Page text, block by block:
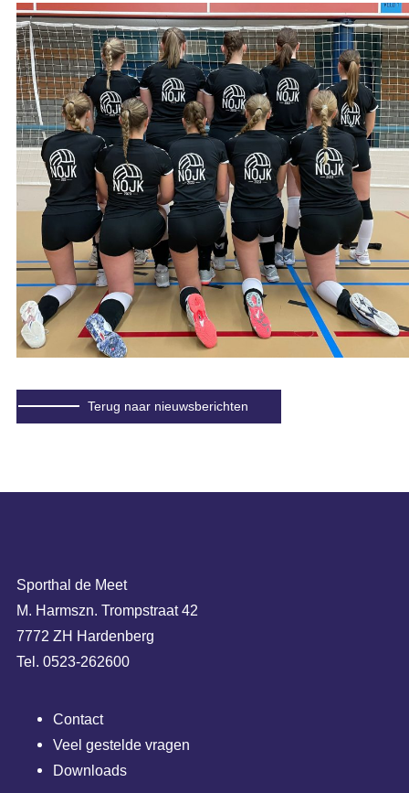
Terug naar nieuwsberichten
Sporthal de Meet
M. Harmszn. Trompstraat 42
7772 ZH Hardenberg
Tel. 0523-262600
Contact
Veel gestelde vragen
Downloads